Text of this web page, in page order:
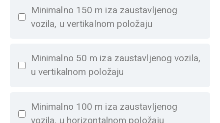
Minimalno 150 m iza zaustavljenog
vozila, u vertikalnom položaju
Minimalno 50 m iza zaustavljenog vozila,
u vertikalnom položaju
Minimalno 100 m iza zaustavljenog
vozila, u horizontalnom položaju